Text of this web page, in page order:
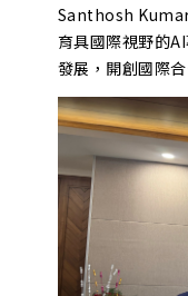
Santhosh Kumar
育具國際視野的
發展，開創國際